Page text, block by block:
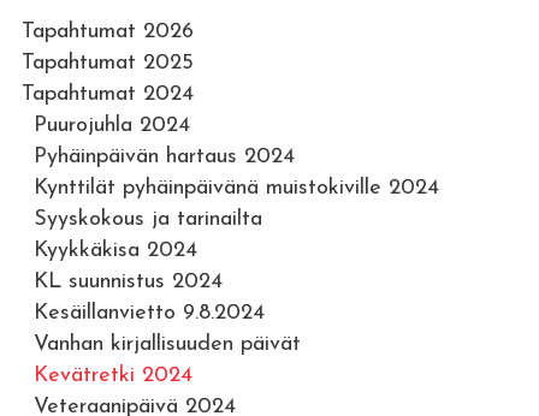
Tapahtumat 2026
Tapahtumat 2025
Tapahtumat 2024
Puurojuhla 2024
Pyhäinpäivän hartaus 2024
Kynttilät pyhäinpäivänä muistokiville 2024
Syyskokous ja tarinailta
Kyykkäkisa 2024
KL suunnistus 2024
Kesäillanvietto 9.8.2024
Vanhan kirjallisuuden päivät
Kevätretki 2024
Veteraanipäivä 2024